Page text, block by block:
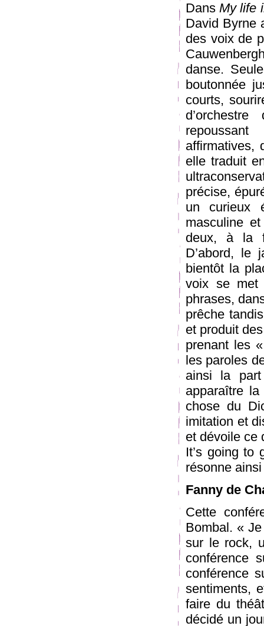
DansMy life
David Byrne
des voix de
danse.
boutonnée
courts,
affirmatives,
elle traduit
précise,
un curieux
masculine
deux, à la
D’abord, le
bientôt la
voix se met
phrases,
prêche
et produit
prenant les
les paroles
ainsi la
apparaître
chose du
imitation et
et dévoile ce
It’s going to
résonne
Fanny de
Cette
Bombal. «
sur le rock,
conférence
conférence
sentiments,
faire du
décidé un